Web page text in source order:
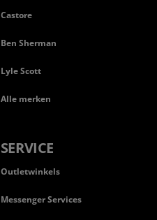
Castore
Ben Sherman
Lyle Scott
Alle merken
SERVICE
Outletwinkels
Messenger Services